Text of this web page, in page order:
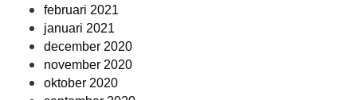
februari 2021
januari 2021
december 2020
november 2020
oktober 2020